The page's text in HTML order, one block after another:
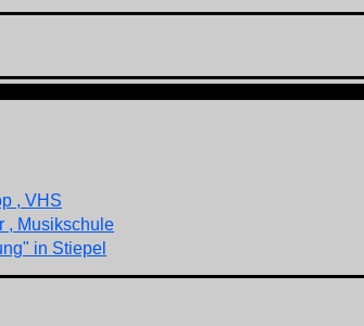
, VHS
, Musikschule
in Stiepel